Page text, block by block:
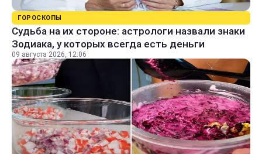
ГОРОСКОПЫ
Судьба на их стороне: астрологи назвали знаки
Зодиака, у которых всегда есть деньги
09 августа 2026, 12:06